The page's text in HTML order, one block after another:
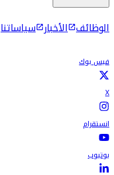
الوظائف الأخبار سياساتنا
فيس بوك
X
انستقرام
يوتيوب